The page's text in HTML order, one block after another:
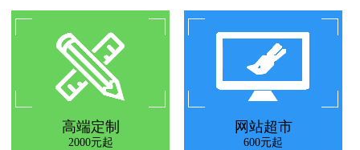
高端定制
2000元起
高端定制
网站超市
600元起